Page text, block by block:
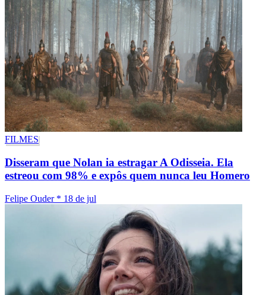
FILMES
Disseram que Nolan ia estragar A Odisseia. Ela
estreou com 98% e expôs quem nunca leu Homero
Felipe Ouder * 18 de jul